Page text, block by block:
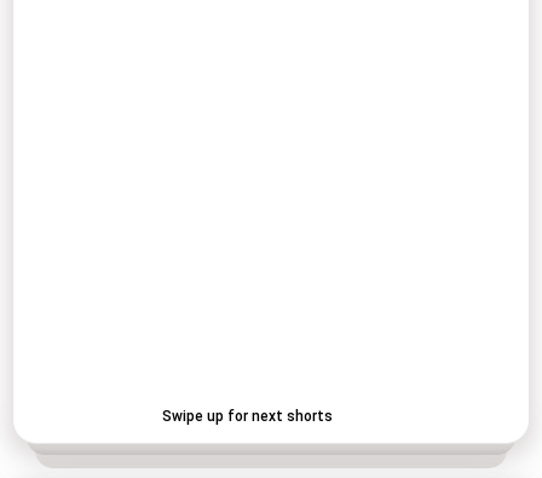
Swipe up for next shorts